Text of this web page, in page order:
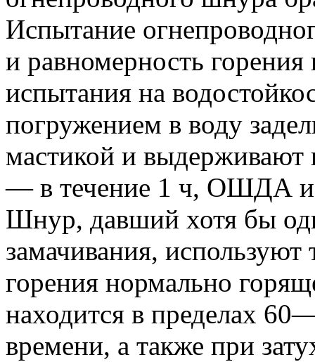
Испытание
и равномерность горения
испытания на
погружением в воду
мастикой и
— в течение 1 ч, ОШДА
Шнур, давший хотя бы
замачивания,
горения нормально
находится в пределах
времени, а также при